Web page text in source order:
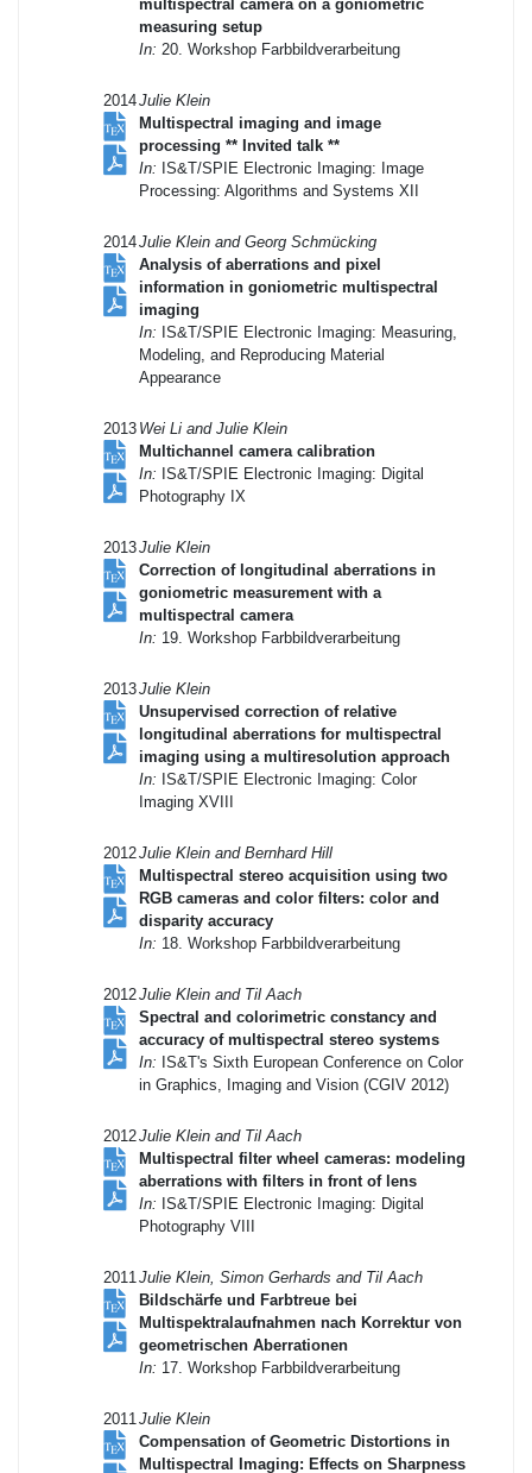
multispectral camera on a goniometric
measuring setup
In: 20. Workshop Farbbildverarbeitung
2014Julie Klein
Multispectral imaging and image
processing ** Invited talk **
In: IS&T/SPIE Electronic Imaging: Image
Processing: Algorithms and Systems XII
2014Julie Klein and Georg Schmücking
Analysis of aberrations and pixel
information in goniometric multispectral
imaging
In: IS&T/SPIE Electronic Imaging: Measuring,
Modeling, and Reproducing Material
Appearance
2013 Wei Li and Julie Klein
Multichannel camera calibration
In: IS&T/SPIE Electronic Imaging: Digital
Photography IX
2013Julie Klein
Correction of longitudinal aberrations in
goniometric measurement with a
multispectral camera
In: 19. Workshop Farbbildverarbeitung
2013Julie Klein
Unsupervised correction of relative
longitudinal aberrations for multispectral
imaging using a multiresolution approach
In: IS&T/SPIE Electronic Imaging: Color
Imaging XVIII
2012Julie Klein and Bernhard Hill
Multispectral stereo acquisition using two
RGB cameras and color filters: color and
disparity accuracy
In: 18. Workshop Farbbildverarbeitung
2012Julie Klein and Til Aach
Spectral and colorimetric constancy and
accuracy of multispectral stereo systems
In: IS&T's Sixth European Conference on Color
in Graphics, Imaging and Vision (CGIV 2012)
2012Julie Klein and Til Aach
Multispectral filter wheel cameras: modeling
aberrations with filters in front of lens
In: IS&T/SPIE Electronic Imaging: Digital
Photography VIII
2011 Julie Klein, Simon Gerhards and Til Aach
Bildschärfe und Farbtreue bei
Multispektralaufnahmen nach Korrektur von
geometrischen Aberrationen
In: 17. Workshop Farbbildverarbeitung
2011 Julie Klein
Compensation of Geometric Distortions in
Multispectral Imaging: Effects on Sharpness